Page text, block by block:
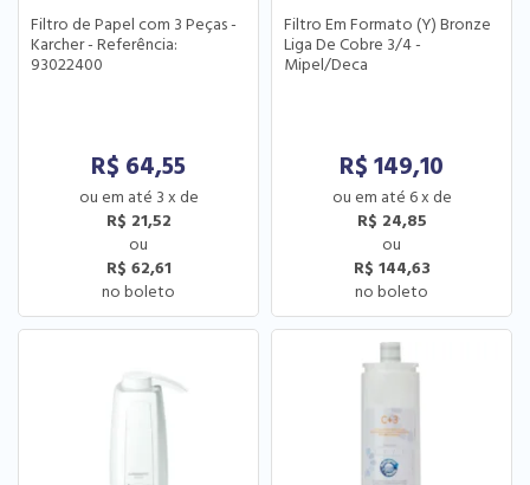
Filtro de Papel com 3 Peças -
Karcher - Referência:
93022400
R$ 64,55
3 x de
R$ 21,52
R$ 62,61
Filtro Em Formato (Y) Bronze
Liga De Cobre 3/4 -
Mipel/Deca
R$ 149,10
6x de
R$ 24,85
R$ 144,63